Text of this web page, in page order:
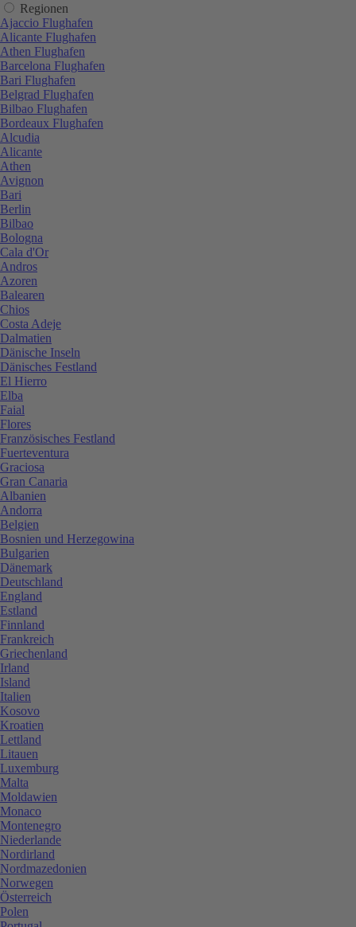
Regionen
Ajaccio Flughafen
Alicante Flughafen
Athen Flughafen
Barcelona Flughafen
Bari Flughafen
Belgrad Flughafen
Bilbao Flughafen
Bordeaux Flughafen
Alcudia
Alicante
Athen
Avignon
Bari
Berlin
Bilbao
Bologna
Cala d'Or
Andros
Azoren
Balearen
Chios
Costa Adeje
Dalmatien
Dänische Inseln
Dänisches Festland
El Hierro
Elba
Faial
Flores
Französisches Festland
Fuerteventura
Graciosa
Gran Canaria
Albanien
Andorra
Belgien
Bosnien und Herzegowina
Bulgarien
Dänemark
Deutschland
England
Estland
Finnland
Frankreich
Griechenland
Irland
Island
Italien
Kosovo
Kroatien
Lettland
Litauen
Luxemburg
Malta
Moldawien
Monaco
Montenegro
Niederlande
Nordirland
Nordmazedonien
Norwegen
Österreich
Polen